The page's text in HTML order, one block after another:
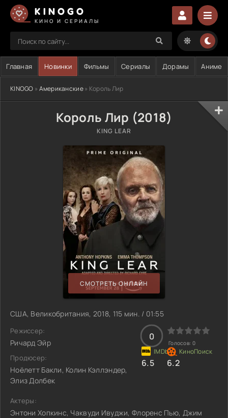
KINOGO
КИНО И СЕРИАЛЫ
Главная Новинки Фильмы Сериалы Дорамы Аниме
KINOGO » Американские» Король Лир
Король Лир (2018)
KING LEAR
СМОТРЕТЬ ОНЛАЙН
США, Великобритания, 2018, 115 мин. / 01:55
Режиссер:
Ричард Эйр
Продюсер:
Ноёлетт Бакли, Колин Кэллэндер,
Элиз Долбек
0
Голосов: 0
6.5 6.2
Актеры:
Энтони Хопкинс, Чаквуди Ивуджи, Флоренс Пью, Джим